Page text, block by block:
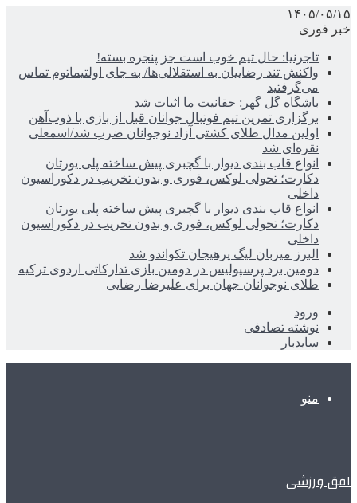
۱۴۰۵/۰۵/۱۵
خبر فوری
تاجرنیا: حال تیم خوب است جز پنجره بسته!
واکنش تند رضاییان به استقلالی‌ها/ به جای اولتیماتوم تماس
می‌گرفتید
باشگاه گل گهر: حقانیت ما اثبات شد
برگزاری تمرین تیم فوتبال جوانان قبل از بازی با ذوب‌آهن
اولین مدال طلای کشتی آزاد نوجوانان ضرب شد/اسمعلی
نقره‌ای شد
انواع قاب بندی دیوار با گچبری پیش ساخته پلی یورتان
دکارت؛ تحولی لوکس، فوری و بدون تخریب در دکوراسیون
داخلی
انواع قاب بندی دیوار با گچبری پیش ساخته پلی یورتان
دکارت؛ تحولی لوکس، فوری و بدون تخریب در دکوراسیون
داخلی
البرز میزبان لیگ پرهیجان تکواندو شد
دومین برد پرسپولیس در دومین بازی تدارکاتی اردوی ترکیه
طلای نوجوانان جهان برای علیرضا رضایی
ورود
نوشته تصادفی
سایدبار
منو
افق ورزشی